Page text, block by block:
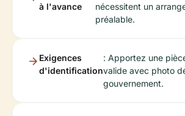
à l'avance
nécessitent un
préalable.
Exigences
d'identification
: Apportez une
valide avec photo
gouvernement.